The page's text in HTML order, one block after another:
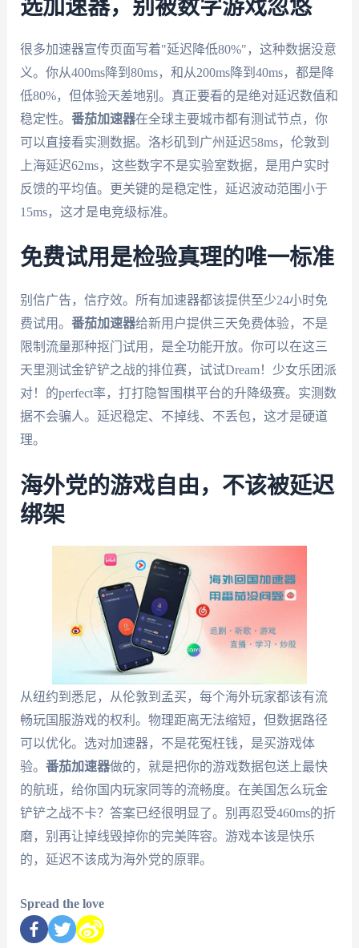
选加速器，别被数字游戏忽悠
很多加速器宣传页面写着"延迟降低80%"，这种数据没意
义。你从400ms降到80ms，和从200ms降到40ms，都是降
低80%，但体验天差地别。真正要看的是绝对延迟数值和
稳定性。 番茄加速器在全球主要城市都有测试节点，你
可以直接看实测数据。洛杉矶到广州延迟58ms，伦敦到
上海延迟62ms，这些数字不是实验室数据，是用户实时
反馈的平均值。更关键的是稳定性，延迟波动范围小于
15ms，这才是电竞级标准。
免费试用是检验真理的唯一标准
别信广告，信疗效。所有加速器都该提供至少24小时免
费试用。 番茄加速器给新用户提供三天免费体验，不是
限制流量那种抠门试用，是全功能开放。你可以在这三
天里测试金铲铲之战的排位赛，试试Dream！少女乐团派
对！的perfect率，打打隐智围棋平台的升降级赛。实测数
据不会骗人。延迟稳定、不掉线、不丢包，这才是硬道
理。
海外党的游戏自由，不该被延迟
绑架
从纽约到悉尼，从伦敦到孟买，每个海外玩家都该有流
畅玩国服游戏的权利。物理距离无法缩短，但数据路径
可以优化。选对加速器，不是花冤枉钱，是买游戏体
验。 番茄加速器做的，就是把你的游戏数据包送上最快
的航班，给你国内玩家同等的流畅度。在美国怎么玩金
铲铲之战不卡？答案已经很明显了。别再忍受460ms的折
磨，别再让掉线毁掉你的完美阵容。游戏本该是快乐
的，延迟不该成为海外党的原罪。
Spread the love